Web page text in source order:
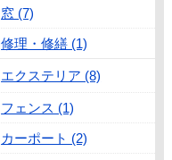
窓 (7)
修理・修繕 (1)
エクステリア (8)
フェンス (1)
カーポート (2)